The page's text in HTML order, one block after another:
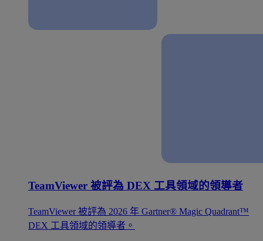
TeamViewer 被評為 DEX 工具領域的領導者
TeamViewer 被評為 2026 年 Gartner® Magic Quadrant™
DEX 工具領域的領導者。